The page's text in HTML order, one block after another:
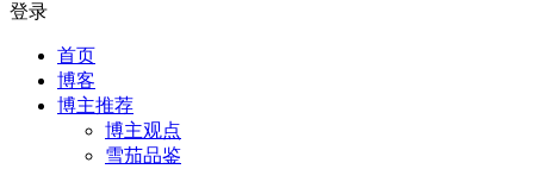
登录
首页
博客
博主推荐
博主观点
雪茄品鉴